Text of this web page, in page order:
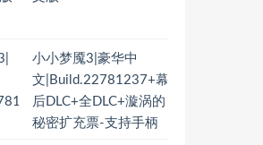
小小梦魇3|豪华中
文|Build.22781237+幕
后DLC+全DLC+漩涡的
秘密扩充票-支持手柄